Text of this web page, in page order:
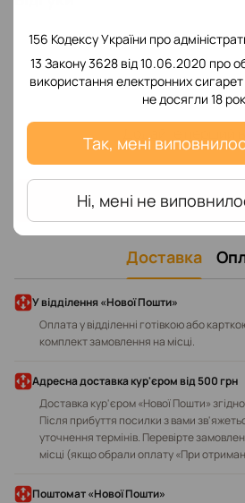
156 Кодексу України про
13 Закону 3628 від 10.06.2020 про
використання електронних
не досягли 18
Так, мені
Ні, мені не
Додайте перший
Написати
Доставка
У відділення «Нової Пошти»
Оплата у відділенні готівкою або
комплект замовлення на місці.
Адресна доставка кур'єром від 500 грн
Доставка кур'єром «Нової Пошти»
Після прибуття посилки з вами
уточнення термінів. Перевірте
місці (якщо обрали оплату «При
Поштомат «Нової Пошти»